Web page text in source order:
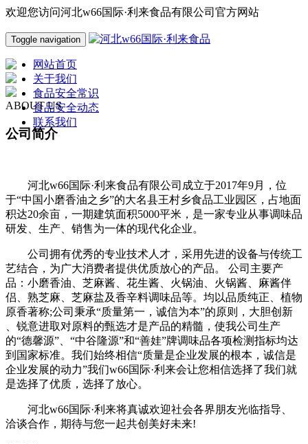
欢迎您访问河北w66国际·利来食品有限公司官方网站
Toggle navigation
网站首页
关于我们
食品安全常识
食品安全动态
联系我们
ABOUT US
公司简介
河北w66国际·利来食品有限公司成立于2017年9月，位
于“中国小磨香油之乡”的大名县王村乡食品工业园区，占地面
积达20余亩，一期建筑面积5000平米，是一家专业从事调味品
研发、生产、销售为一体的现代化企业。
公司拥有优秀的专业技术人才，采用先进的设备与传统工
艺结合，为广大消费者提供优质放心的产品。 公司主要产
品：小磨香油、芝麻酱、花生酱、火锅油、火锅酱、麻酱伴
侣、熟芝麻、芝麻盐及香辛料调味品等。均以品质纯正、植物
原香著称;公司秉承“质量第一，诚信为本”的原则，大胆创新
、锐意进取对原料的甄选才是产品的精髓，使我公司生产
的“德馨源”、“中谷隆源”和“善娃”牌调味品各项检测指标均达
到国家标准。我们始终相信“质量是企业发展的根本，诚信是
企业发展的动力”我们w66国际·利来会让您相信选择了我们就
是选择了优质，选择了放心。
河北w66国际·利来将真诚欢迎社会各界朋友光临指导、
洽谈合作，期待与您一起共创美好未来!